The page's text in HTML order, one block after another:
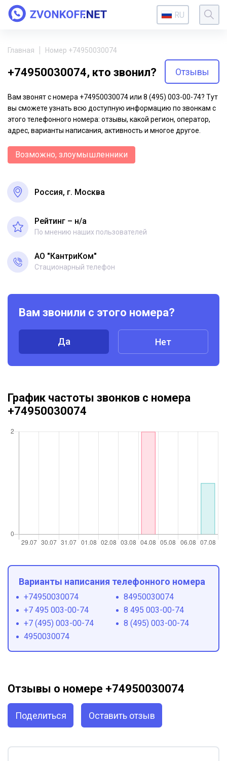
RU
Главная Номер +74950030074
+74950030074, кто звонил? Отзывы
Вам звонят с номера +74950030074 или 8 (495) 003-00-74? Тут
вы сможете узнать всю доступную информацию по звонкам с
этого телефонного номера: отзывы, какой регион, оператор,
адрес, варианты написания, активность и многое другое.
Возможно, злоумышленники
Россия, г. Москва
Рейтинг – н/a
По мнению наших пользователей
АО "КантриКом"
Стационарный телефон
Вам звонили с этого номера?
Да Нет
График частоты звонков с номера
+74950030074
Варианты написания телефонного номера
+74950030074
84950030074
+7 495 003-00-74
8 495 003-00-74
+7 (495) 003-00-74
8 (495) 003-00-74
4950030074
Отзывы о номере +74950030074
Поделиться Оставить отзыв